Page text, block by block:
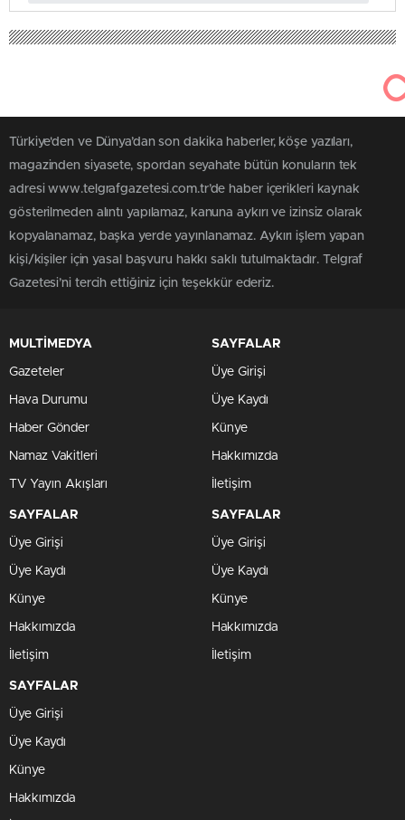
Türkiye'den ve Dünya’dan son dakika haberler, köşe yazıları,
magazinden siyasete, spordan seyahate bütün konuların tek
adresi www.telgrafgazetesi.com.tr’de haber içerikleri kaynak
gösterilmeden alıntı yapılamaz, kanuna aykırı ve izinsiz olarak
kopyalanamaz, başka yerde yayınlanamaz. Aykırı işlem yapan
kişi/kişiler için yasal başvuru hakkı saklı tutulmaktadır. Telgraf
Gazetesi’ni tercih ettiğiniz için teşekkür ederiz.
MULTİMEDYA
Gazeteler
Hava Durumu
Haber Gönder
Namaz Vakitleri
TV Yayın Akışları
SAYFALAR
Üye Girişi
Üye Kaydı
Künye
Hakkımızda
İletişim
SAYFALAR
Üye Girişi
Üye Kaydı
Künye
Hakkımızda
İletişim
SAYFALAR
Üye Girişi
Üye Kaydı
Künye
Hakkımızda
İletişim
SAYFALAR
Üye Girişi
Üye Kaydı
Künye
Hakkımızda